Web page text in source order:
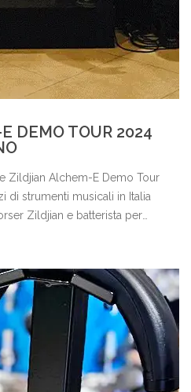
DEMO TOUR 2024
Zildjian Alchem-E Demo Tour
di strumenti musicali in Italia
Zildjian e batterista per